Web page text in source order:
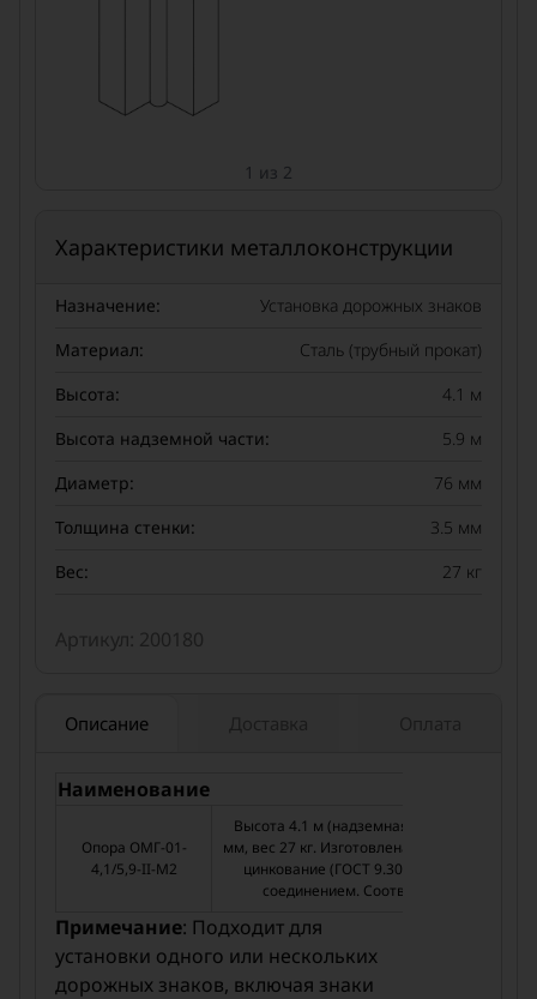
1 из 2
Характеристики металлоконструкции
Назначение:
Установка дорожных знаков
Материал:
Сталь (трубный прокат)
Высота:
4.1 м
Высота надземной части:
5.9 м
Диаметр:
76 мм
Толщина стенки:
3.5 мм
Вес:
27 кг
Стандарты:
ГОСТ 32948-2014, серия 3.503.9-80
Артикул: 200180
Описание
Наименование
Опора ОМГ-01-
4,1/5,9-II-М2
Высота 4.1 м (надземная часть 5.9 м),
мм, вес 27 кг. Изготовлена из стального
цинкование (ГОСТ 9.307-89). Установка
соединением. Соответствует ГОСТ
Примечание: Подходит для
установки одного или нескольких
дорожных знаков, включая знаки